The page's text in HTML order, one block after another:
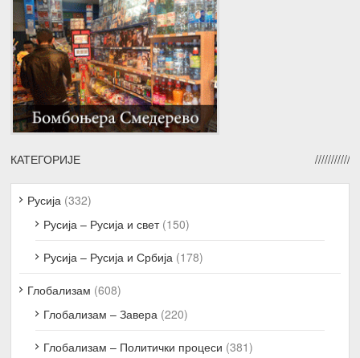
КАТЕГОРИЈЕ
Русија (332)
Русија – Русија и свет(150)
Русија – Русија и Србија (178)
Глобализам (608)
Глобализам – Завера (220)
Глобализам – Политички процеси (381)